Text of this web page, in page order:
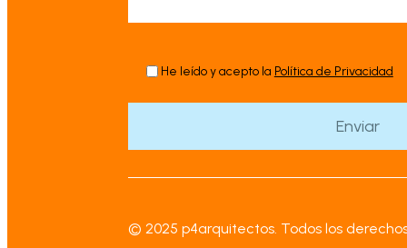
He leído y acepto la Política de Privacidad
© 2025 p4arquitectos. Todos los